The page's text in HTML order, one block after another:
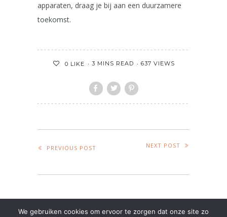
apparaten, draag je bij aan een duurzamere
toekomst.
0 LIKE 3 MINS READ 637 VIEWS
PREVIOUS POST NEXT POST
We gebruiken cookies om ervoor te zorgen dat onze site zo